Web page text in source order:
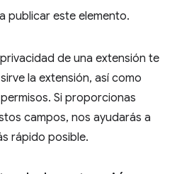
publicar este elemento.
de una extensión te
la extensión, así como
Si proporcionas
campos, nos ayudarás a
rápido posible.